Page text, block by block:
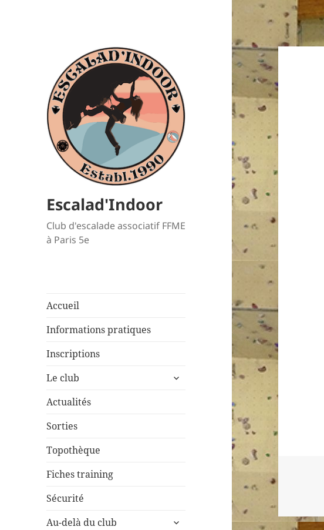
Escalad'Indoor
Club d'escalade associatif FFME
à Paris 5e
Accueil
Informations pratiques
Inscriptions
Le club
ouvrir
Actualités
Sorties
Topothèque
Fiches training
Sécurité
Au-delà du club
ouvrir